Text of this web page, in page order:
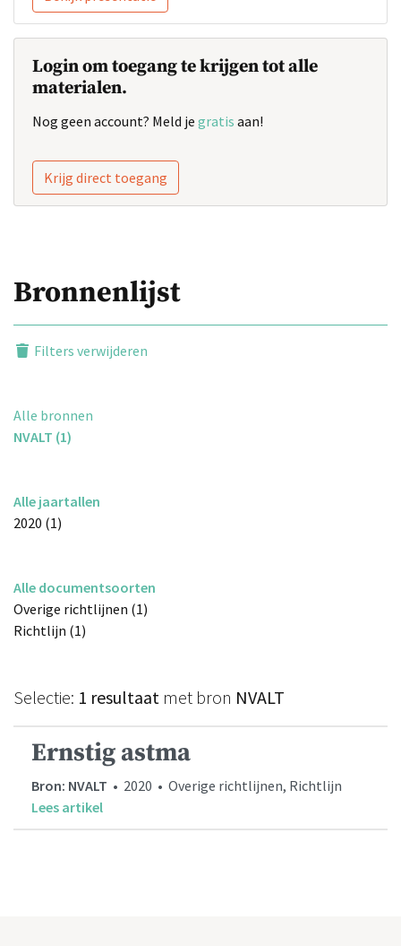
Login om toegang te krijgen tot alle
materialen.
Nog geen account? Meld je gratis aan!
Krijg direct toegang
Bronnenlijst
Filters verwijderen
Alle bronnen
NVALT (1)
Alle jaartallen
2020 (1)
Alle documentsoorten
Overige richtlijnen (1)
Richtlijn (1)
Selectie: 1 resultaat met bron NVALT
Ernstig astma
Bron: NVALT • 2020 • Overige richtlijnen, Richtlijn
Lees artikel